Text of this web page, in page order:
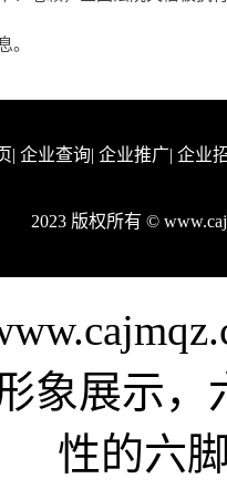
。
| 企业查询| 企业推广| 企业
2023 版权所有 ©
象展示
性的六